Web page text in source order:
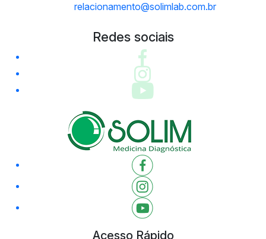
relacionamento@solimlab.com.br
Redes sociais
Acesso Rápido